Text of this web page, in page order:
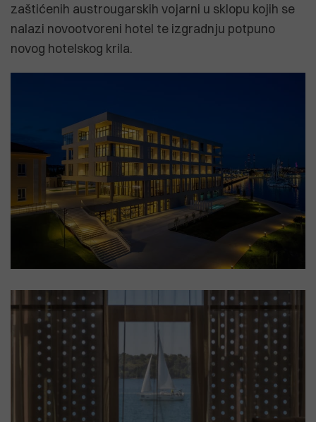
zaštićenih austrougarskih vojarni u sklopu kojih se
nalazi novootvoreni hotel te izgradnju potpuno
novog hotelskog krila.